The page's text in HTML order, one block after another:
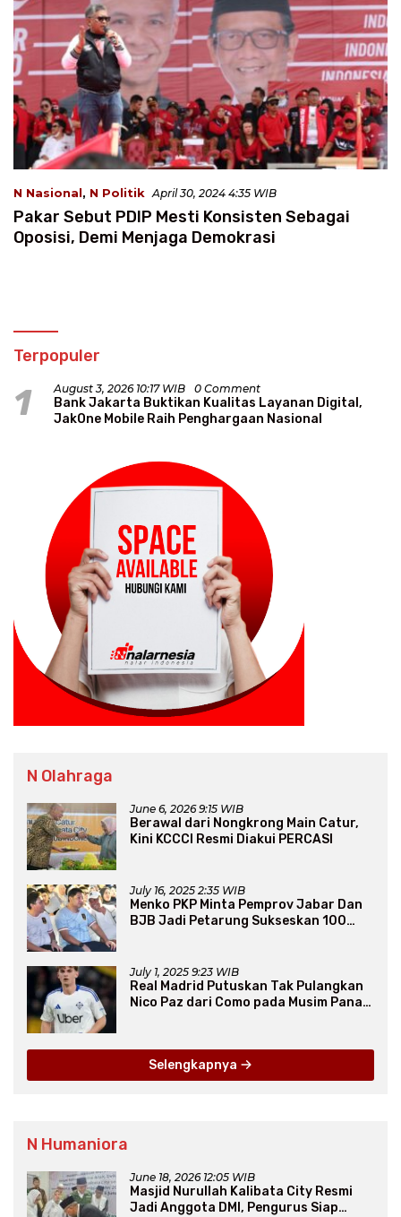
N Nasional, N Politik April 30, 2024 4:35 WIB
Pakar Sebut PDIP Mesti Konsisten Sebagai
Oposisi, Demi Menjaga Demokrasi
Terpopuler
1 August 3, 2026 10:17 WIB 0 Comment
Bank Jakarta Buktikan Kualitas Layanan Digital,
JakOne Mobile Raih Penghargaan Nasional
N Olahraga
June 6, 2026 9:15 WIB
Berawal dari Nongkrong Main Catur,
Kini KCCCI Resmi Diakui PERCASI
July 16, 2025 2:35 WIB
Menko PKP Minta Pemprov Jabar Dan
BJB Jadi Petarung Sukseskan 100
July 1, 2025 9:23 WIB
Real Madrid Putuskan Tak Pulangkan
Nico Paz dari Como pada Musim Panas
Selengkapnya
N Humaniora
June 18, 2026 12:05 WIB
Masjid Nurullah Kalibata City Resmi
Jadi Anggota DMI, Pengurus Siap